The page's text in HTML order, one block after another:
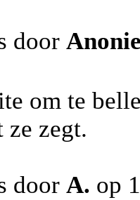
door
om te
zegt.
door A. op